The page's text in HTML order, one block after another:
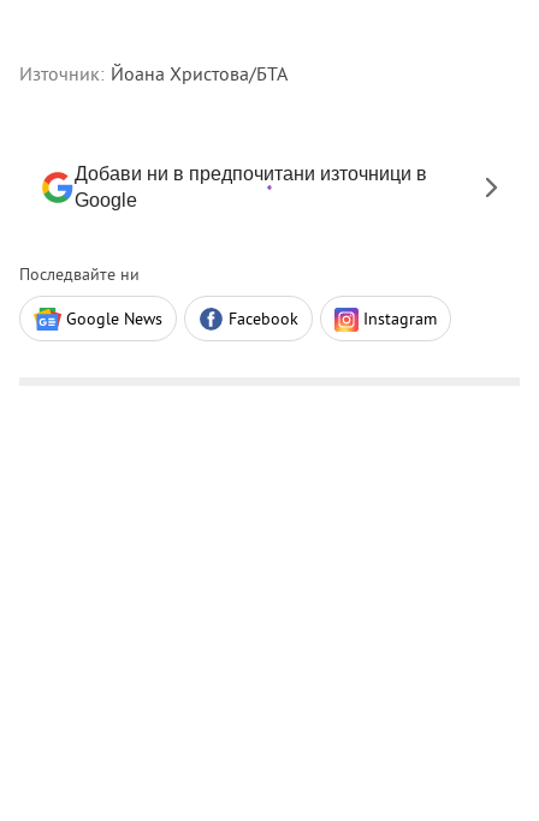
Източник: Йоана Христова/БТА
Добави ни в предпочитани източници в
Google
Последвайте ни
Google News Facebook Instagram